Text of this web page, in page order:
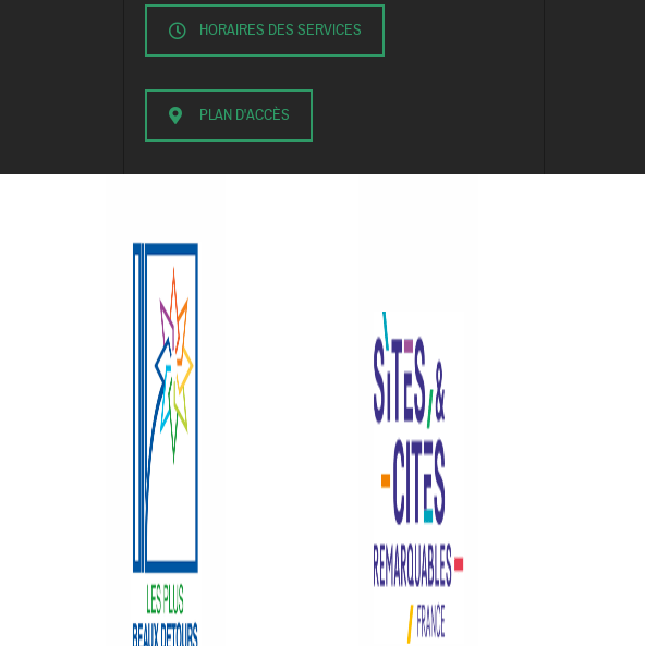
HORAIRES DES SERVICES
PLAN D'ACCÈS